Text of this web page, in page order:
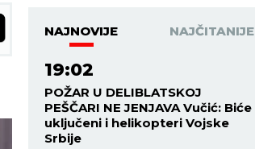
NAJNOVIJE NAJČITANIJE
19:02
POŽAR U DELIBLATSKOJ
PEŠČARI NE JENJAVA Vučić: Biće
uključeni i helikopteri Vojske
Srbije